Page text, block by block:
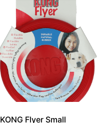
KONG Flyer Small